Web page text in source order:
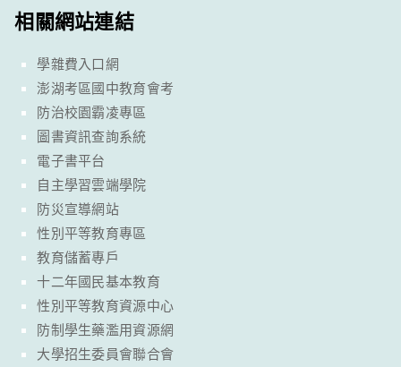
相關網站連結
學雜費入口網
澎湖考區國中教育會考
防治校園霸凌專區
圖書資訊查詢系統
電子書平台
自主學習雲端學院
防災宣導網站
性別平等教育專區
教育儲蓄專戶
十二年國民基本教育
性別平等教育資源中心
防制學生藥濫用資源網
大學招生委員會聯合會